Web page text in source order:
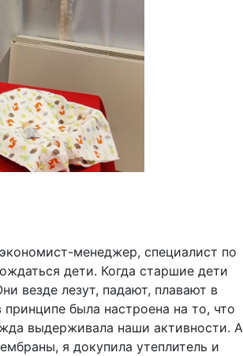
менеджер, специалист по
дети. Когда старшие дети
везде лезут, падают, плавают в
была настроена на то, что
выдерживала наши активности. А
я докупила утеплитель и